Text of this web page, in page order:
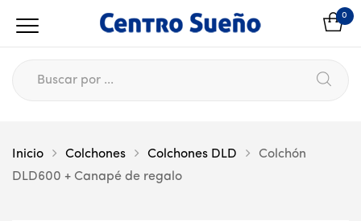
0
Inicio Colchones Colchones DLD
Colchón
DLD600 + Canapé de regalo